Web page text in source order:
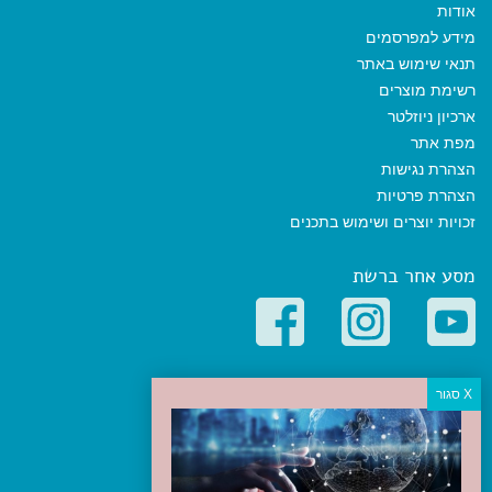
אודות
מידע למפרסמים
תנאי שימוש באתר
רשימת מוצרים
ארכיון ניוזלטר
מפת אתר
הצהרת נגישות
הצהרת פרטיות
זכויות יוצרים ושימוש בתכנים
מסע אחר ברשת
קטגוריות פופולריות
יעדים
טיולים בישראל
מלונות בוטיק בישראל